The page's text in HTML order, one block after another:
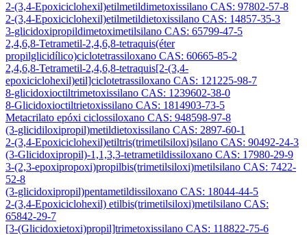
2-(3,4-Epoxiciclohexil)etilmetildimetoxissilano CAS: 97802-57-8
2-(3,4-Epoxiciclohexil)etilmetildietoxissilano CAS: 14857-35-3
3-glicidoxipropildimetoximetilsilano CAS: 65799-47-5
2,4,6,8-Tetrametil-2,4,6,8-tetraquis(éter
propilglicidílico)ciclotetrassiloxano CAS: 60665-85-2
2,4,6,8-Tetrametil-2,4,6,8-tetraquis[2-(3,4-
epoxiciclohexil)etil]ciclotetrassiloxano CAS: 121225-98-7
8-glicidoxioctiltrimetoxissilano CAS: 1239602-38-0
8-Glicidoxioctiltrietoxissilano CAS: 1814903-73-5
Metacrilato epóxi ciclossiloxano CAS: 948598-97-8
(3-glicidiloxipropil)metildietoxissilano CAS: 2897-60-1
2-(3,4-Epoxiciclohexil)etiltris(trimetilsiloxi)silano CAS: 90492-24-3
(3-Glicidoxipropil)-1,1,3,3-tetrametildissiloxano CAS: 17980-29-9
3-(2,3-epoxipropoxi)propilbis(trimetilsiloxi)metilsilano CAS: 7422-
52-8
(3-glicidoxipropil)pentametildissiloxano CAS: 18044-44-5
2-(3,4-Epoxiciclohexil) etilbis(trimetilsiloxi)metilsilano CAS:
65842-29-7
[3-(Glicidoxietoxi)propil]trimetoxissilano CAS: 118822-75-6